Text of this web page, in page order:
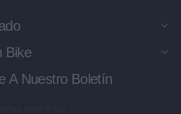
keyboard_arrow_down
Bike keyboard_arrow_down
A Nuestro Boletín